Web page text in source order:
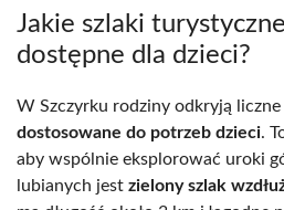
Jakie szlaki
dostępne dla dzieci?
W Szczyrku rodziny odkryją liczne
dostosowane do potrzeb dzieci.
aby wspólnie eksplorować uroki
lubianych jest zielony szlak